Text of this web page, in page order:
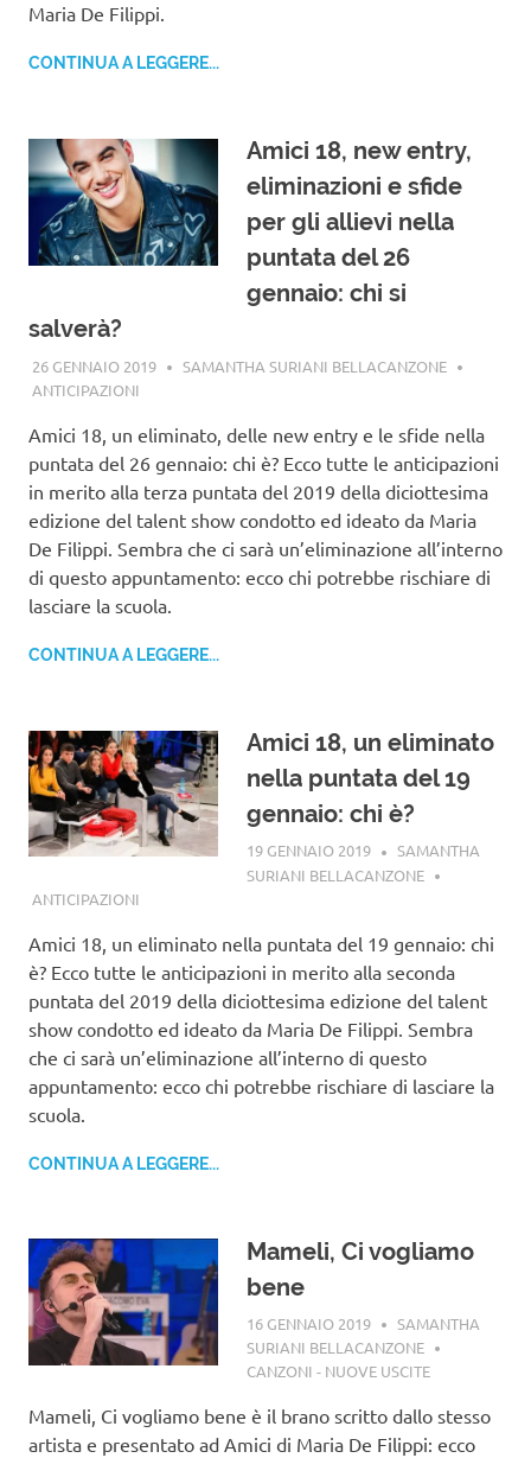
Maria De Filippi.
CONTINUA A LEGGERE...
Amici 18, new entry,
eliminazioni e sfide
per gli allievi nella
puntata del 26
gennaio: chi si
salverà?
26 GENNAIO 2019
SAMANTHA SURIANI BELLACANZONE
ANTICIPAZIONI
Amici 18, un eliminato, delle new entry e le sfide nella
puntata del 26 gennaio: chi è? Ecco tutte le anticipazioni
in merito alla terza puntata del 2019 della diciottesima
edizione del talent show condotto ed ideato da Maria
De Filippi. Sembra che ci sarà un’eliminazione all’interno
di questo appuntamento: ecco chi potrebbe rischiare di
lasciare la scuola.
CONTINUA A LEGGERE...
Amici 18, un eliminato
nella puntata del 19
gennaio: chi è?
19 GENNAIO 2019
SAMANTHA
SURIANI BELLACANZONE
ANTICIPAZIONI
Amici 18, un eliminato nella puntata del 19 gennaio: chi
è? Ecco tutte le anticipazioni in merito alla seconda
puntata del 2019 della diciottesima edizione del talent
show condotto ed ideato da Maria De Filippi. Sembra
che ci sarà un’eliminazione all’interno di questo
appuntamento: ecco chi potrebbe rischiare di lasciare la
scuola.
CONTINUA A LEGGERE...
Mameli, Ci vogliamo
bene
16 GENNAIO 2019
SAMANTHA
SURIANI BELLACANZONE
CANZONI - NUOVE USCITE
Mameli, Ci vogliamo bene è il brano scritto dallo stesso
artista e presentato ad Amici di Maria De Filippi: ecco